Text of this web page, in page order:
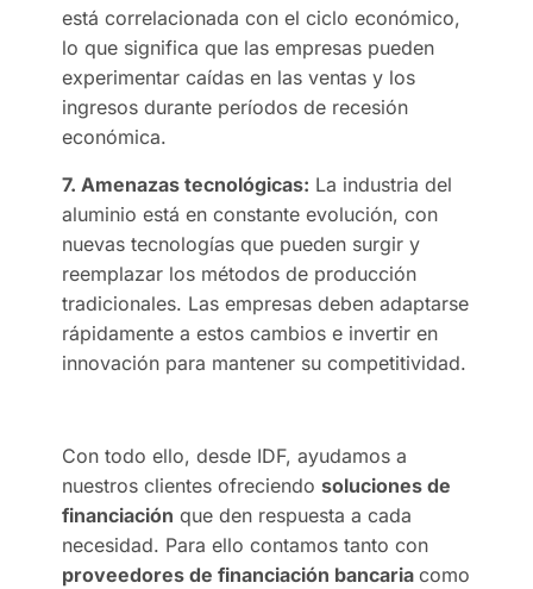
está correlacionada con el ciclo económico,
lo que significa que las empresas pueden
experimentar caídas en las ventas y los
ingresos durante períodos de recesión
económica.
7. Amenazas tecnológicas: La industria del
aluminio está en constante evolución, con
nuevas tecnologías que pueden surgir y
reemplazar los métodos de producción
tradicionales. Las empresas deben adaptarse
rápidamente a estos cambios e invertir en
innovación para mantener su competitividad.
Con todo ello, desde IDF, ayudamos a
nuestros clientes ofreciendo soluciones de
financiación que den respuesta a cada
necesidad. Para ello contamos tanto con
proveedores de financiación bancaria como